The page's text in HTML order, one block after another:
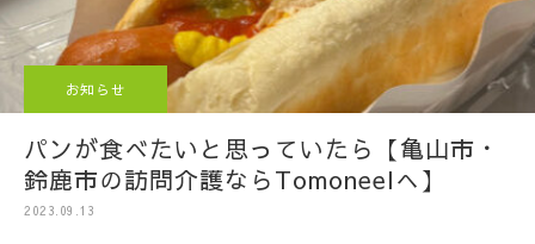
お知らせ
パンが食べたいと思っていたら【亀山市・
鈴鹿市の訪問介護ならTomoneelへ】
2023.09.13